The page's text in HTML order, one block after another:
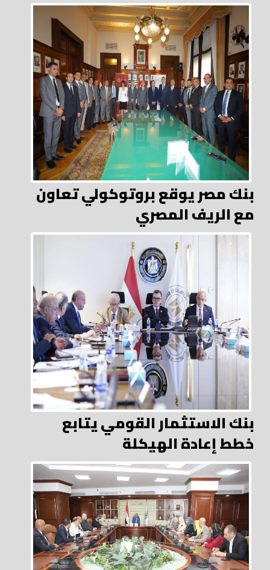
بنك مصر يوقع بروتوكولي تعاون
مع الريف المصري
بنك الاستثمار القومي يتابع
خطط إعادة الهيكلة